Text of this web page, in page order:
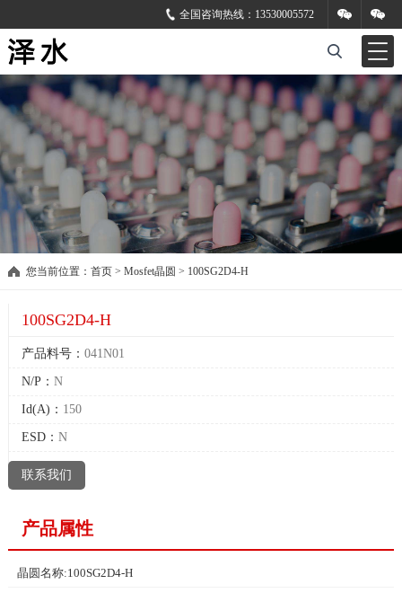
全国咨询热线： 13530005572
您当前位置： 首页> Mosfet晶圆 > 100SG2D4-H
100SG2D4-H
产品料号： 041N01
N/P： N
Id(A)： 150
ESD： N
联系我们
产品属性
晶圆名称:100SG2D4-H